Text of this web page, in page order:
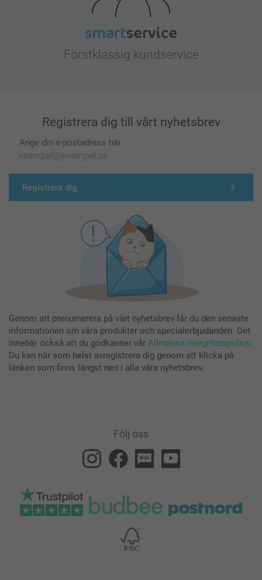
Förstklassig kundservice
Registrera dig till vårt nyhetsbrev
Ange din e-postadress här
Registrera dig
Genom att prenumerera på vårt nyhetsbrev får du den senaste
informationen om våra produkter och specialerbjudanden. Det
innebär också att du godkänner vår Allmänna integritetspolicy.
Du kan när som helst avregistrera dig genom att klicka på
länken som finns längst ned i alla våra nyhetsbrev.
Följ oss